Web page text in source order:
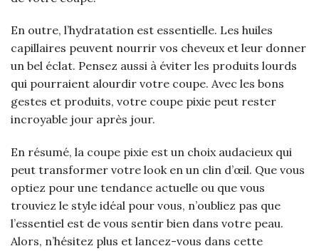
En outre, l’hydratation est essentielle. Les huiles
capillaires peuvent nourrir vos cheveux et leur donner
un bel éclat. Pensez aussi à éviter les produits lourds
qui pourraient alourdir votre coupe. Avec les bons
gestes et produits, votre coupe pixie peut rester
incroyable jour après jour.
En résumé, la coupe pixie est un choix audacieux qui
peut transformer votre look en un clin d’œil. Que vous
optiez pour une tendance actuelle ou que vous
trouviez le style idéal pour vous, n’oubliez pas que
l’essentiel est de vous sentir bien dans votre peau.
Alors, n’hésitez plus et lancez-vous dans cette